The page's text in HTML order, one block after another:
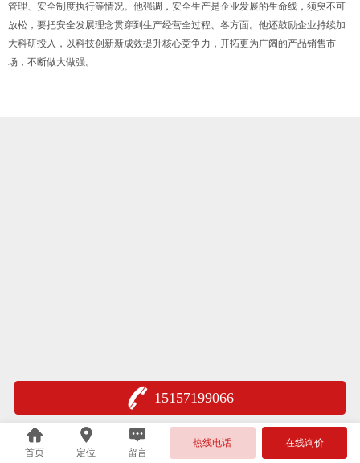
管理、安全制度执行等情况。他强调，安全生产是企业发展的生命线，须臾不可
放松，要把安全发展理念贯穿到生产经营全过程、各方面。他还鼓励企业持续加
大科研投入，以科技创新新成效提升核心竞争力，开拓更为广阔的产品销售市
场，不断做大做强。
15157199066
首页 定位 留言
热线电话 在线询价